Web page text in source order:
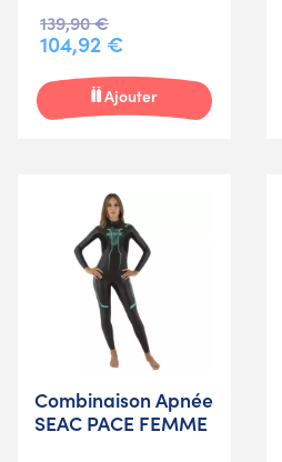
139,90 €
104,92 €
Ajouter
Combinaison Apnée
SEAC PACE FEMME